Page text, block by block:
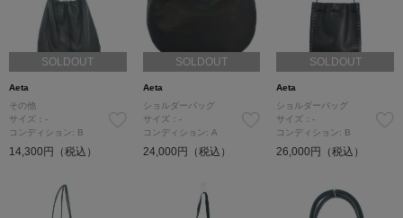
SOLDOUT
Aeta
その他
サイズ：-
コンディション: B
14,300円（税込）
SOLDOUT
Aeta
ショルダーバッグ
サイズ：-
コンディション: A
24,000円（税込）
SOLDOUT
Aeta
ショルダーバッグ
サイズ：-
コンディション: B
26,000円（税込）